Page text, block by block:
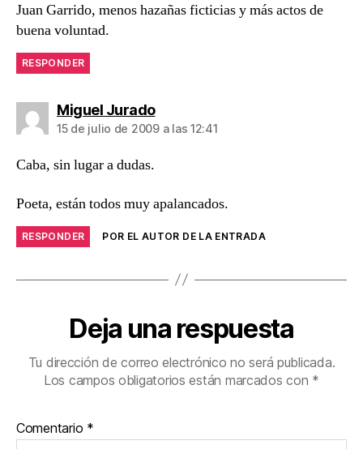
Juan Garrido, menos hazañas ficticias y más actos de
buena voluntad.
RESPONDER
Miguel Juradodice:
15 de julio de 2009 a las 12:41
Caba, sin lugar a dudas.
Poeta, están todos muy apalancados.
RESPONDER POR EL AUTOR DE LA ENTRADA
Deja una respuesta
Tu dirección de correo electrónico no será publicada.
Los campos obligatorios están marcados con *
Comentario *